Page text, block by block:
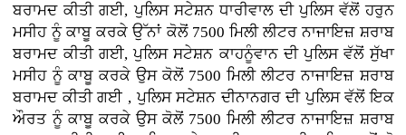
ਬਰਾਮਦ ਕੀਤੀ ਗਈ, ਪੁਲਿਸ ਸਟੇਸ਼ਨ ਧਾਰੀਵਾਲ ਦੀ ਪੁਲਿਸ ਵੱਲੋਂ ਹਰੁਨ
ਮਸੀਹ ਨੂੰ ਕਾਬੂ ਕਰਕੇ ਉੱਨਾਂ ਕੋਲੋਂ 7500 ਮਿਲੀ ਲੀਟਰ ਨਾਜਾਇਜ਼ ਸ਼ਰਾਬ
ਬਰਾਮਦ ਕੀਤੀ ਗਈ, ਪੁਲਿਸ ਸਟੇਸ਼ਨ ਕਾਹਨੂੰਵਾਨ ਦੀ ਪੁਲਿਸ ਵੱਲੋਂ ਸੁੱਖਾ
ਮਸੀਹ ਨੂੰ ਕਾਬੂ ਕਰਕੇ ਉਸ ਕੋਲੋਂ 7500 ਮਿਲੀ ਲੀਟਰ ਨਾਜਾਇਜ਼ ਸ਼ਰਾਬ
ਬਰਾਮਦ ਕੀਤੀ ਗਈ , ਪੁਲਿਸ ਸਟੇਸ਼ਨ ਦੀਨਾਨਗਰ ਦੀ ਪੁਲਿਸ ਵੱਲੋਂ ਇਕ
ਔਰਤ ਨੂੰ ਕਾਬੂ ਕਰਕੇ ਉਸ ਕੋਲੋਂ 7500 ਮਿਲੀ ਲੀਟਰ ਨਾਜਾਇਜ਼ ਸ਼ਰਾਬ